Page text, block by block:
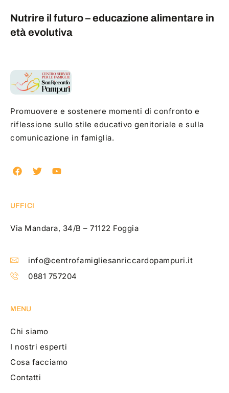
Nutrire il futuro – educazione alimentare in
età evolutiva
Promuovere e sostenere momenti di confronto e
riflessione sullo stile educativo genitoriale e sulla
comunicazione in famiglia.
UFFICI
Via Mandara, 34/B – 71122 Foggia
info@centrofamigliesanriccardopampuri.it
0881 757204
MENU
Chi siamo
I nostri esperti
Cosa facciamo
Contatti